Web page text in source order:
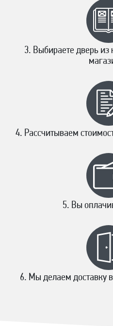
Выбираете дверь из
Рассчитываем
Вы
Мы делаем доставку